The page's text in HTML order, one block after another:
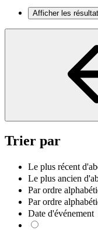
Afficher les
Trier par
Le plus récent
Le plus ancien
Par ordre
Par ordre
Date d'événement